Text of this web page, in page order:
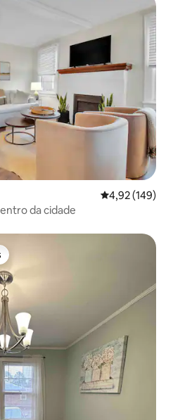
4,92 de uma
4,92 (149)
da cidade
dos hóspedes